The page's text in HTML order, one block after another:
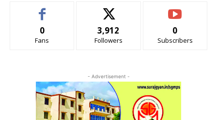
0
Fans
3,912
Followers
0
Subscribers
- Advertisement -